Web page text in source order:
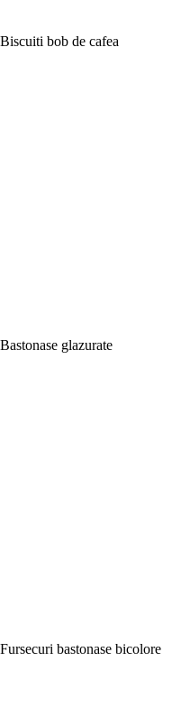
Biscuiti bob de cafea
Bastonase glazurate
Fursecuri bastonase bicolore